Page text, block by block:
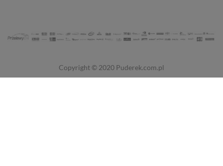
Copyright © 2020 Puderek.com.pl